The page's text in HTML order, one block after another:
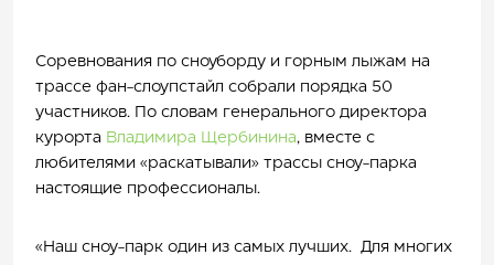
Соревнования по сноуборду и горным лыжам на
трассе фан-слоупстайл собрали порядка 50
участников. По словам генерального директора
курорта Владимира Щербинина, вместе с
любителями «раскатывали» трассы сноу-парка
настоящие профессионалы.
«Наш сноу-парк один из самых лучших. Для многих